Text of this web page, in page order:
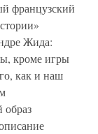
французский
Жида:
кроме игры
как и наш
образ